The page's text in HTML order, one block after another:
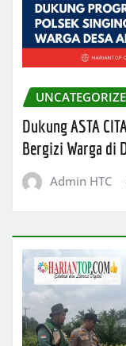
Dukung ASTA
Bergizi Warga di
Admin HTC